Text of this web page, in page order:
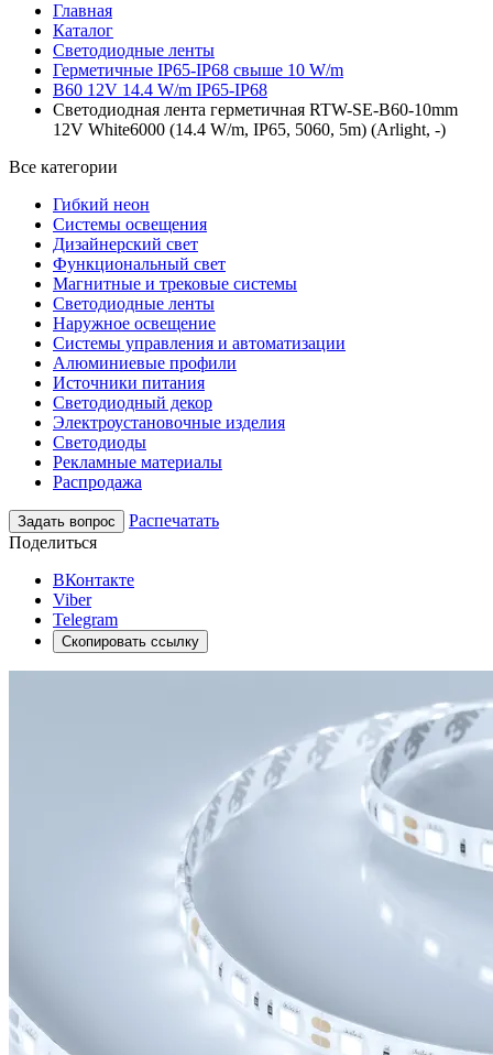
Главная
Каталог
Светодиодные ленты
Герметичные IP65-IP68 свыше 10 W/m
B60 12V 14.4 W/m IP65-IP68
Светодиодная лента герметичная RTW-SE-B60-10mm
12V White6000 (14.4 W/m, IP65, 5060, 5m) (Arlight, -)
Все категории
Гибкий неон
Системы освещения
Дизайнерский свет
Функциональный свет
Магнитные и трековые системы
Светодиодные ленты
Наружное освещение
Системы управления и автоматизации
Алюминиевые профили
Источники питания
Светодиодный декор
Электроустановочные изделия
Светодиоды
Рекламные материалы
Распродажа
Задать вопрос
Распечатать
Поделиться
ВКонтакте
Viber
Telegram
Скопировать ссылку